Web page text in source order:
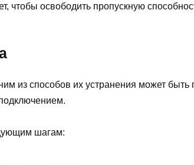
чтобы освободить пропускную
из способов их устранения может
шагам: